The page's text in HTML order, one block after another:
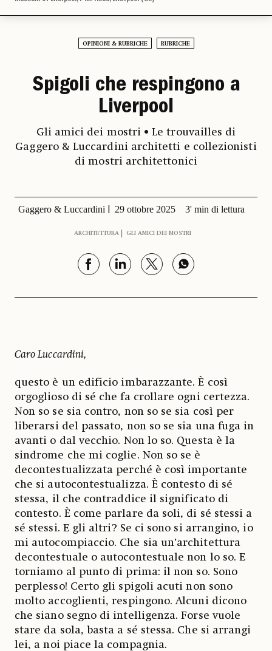
OPINIONI & RUBRICHE RUBRICHE
Spigoli che respingono a
Liverpool
Gli amici dei mostri • Le trouvailles di
Gaggero & Luccardini architetti e collezionisti
di mostri architettonici
Gaggero & Luccardini 29 ottobre 2025 3' min di lettura
ARCHITETTURA GLI AMICI DEI MOSTRI
Caro Luccardini,
questo è un edificio imbarazzante. È così
orgoglioso di sé che fa crollare ogni certezza.
Non so se sia contro, non so se sia così per
liberarsi del passato, non so se sia una fuga in
avanti o dal vecchio. Non lo so. Questa è la
sindrome che mi coglie. Non so se è
decontestualizzata perché è così importante
che si autocontestualizza. È contesto di sé
stessa, il che contraddice il significato di
contesto. È come parlare da soli, di sé stessi a
sé stessi. E gli altri? Se ci sono si arrangino, io
mi autocompiaccio. Che sia un’architettura
decontestuale o autocontestuale non lo so. E
torniamo al punto di prima: il non so. Sono
perplesso! Certo gli spigoli acuti non sono
molto accoglienti, respingono. Alcuni dicono
che siano segno di intelligenza. Forse vuole
stare da sola, basta a sé stessa. Che si arrangi
lei, a noi piace la compagnia.